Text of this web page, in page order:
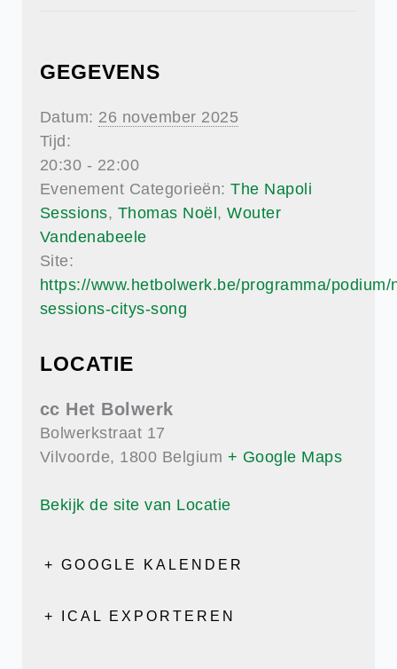
GEGEVENS
Datum: 26 november 2025
Tijd:
20:30 - 22:00
Evenement Categorieën: The Napoli
Sessions, Thomas Noël ,Wouter
Vandenabeele
Site:
https://www.hetbolwerk.be/programma/podium/
sessions-citys-song
LOCATIE
cc Het Bolwerk
Bolwerkstraat 17
Vilvoorde, 1800 Belgium + Google Maps
Bekijk de site van Locatie
+ GOOGLE KALENDER
+ ICAL EXPORTEREN